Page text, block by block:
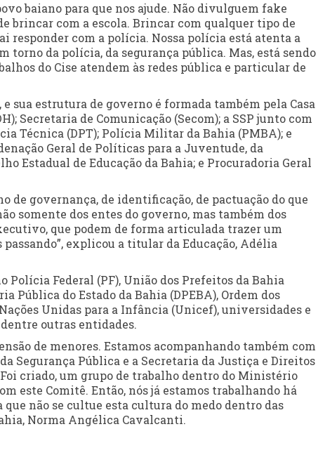
baiano para que nos ajude. Não divulguem fake
brincar com a escola. Brincar com qualquer tipo de
responder com a polícia. Nossa polícia está atenta a
torno da polícia, da segurança pública. Mas, está sendo
do Cise atendem às redes pública e particular de
e sua estrutura de governo é formada também pela Casa
Secretaria de Comunicação (Secom); a SSP junto com
Técnica (DPT); Polícia Militar da Bahia (PMBA); e
Geral de Políticas para a Juventude, da
Estadual de Educação da Bahia; e Procuradoria Geral
de governança, de identificação, de pactuação do que
somente dos entes do governo, mas também dos
que podem de forma articulada trazer um
explicou a titular da Educação, Adélia
Federal (PF), União dos Prefeitos da Bahia
Pública do Estado da Bahia (DPEBA), Ordem dos
Unidas para a Infância (Unicef), universidades e
outras entidades.
de menores. Estamos acompanhando também com
Segurança Pública e a Secretaria da Justiça e Direitos
criado, um grupo de trabalho dentro do Ministério
este Comitê. Então, nós já estamos trabalhando há
não se cultue esta cultura do medo dentro das
Norma Angélica Cavalcanti.